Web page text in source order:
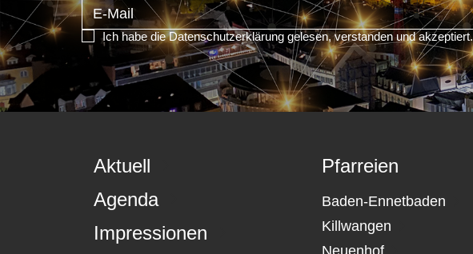
Ich habe die Datenschutzerklärung gelesen, verstanden und akzeptiert.
Aktuell
Agenda
Impressionen
Pfarreien
Baden-Ennetbaden
Killwangen
Neuenhof